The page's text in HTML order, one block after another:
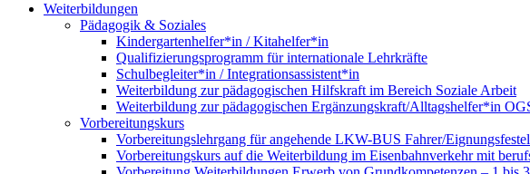
Weiterbildungen
Pädagogik & Soziales
Kindergartenhelfer*in / Kitahelfer*in
Qualifizierungsprogramm für internationale Lehrkräfte
Schulbegleiter*in / Integrationsassistent*in
Weiterbildung zur pädagogischen Hilfskraft im Bereich Soziale Arbeit
Weiterbildung zur pädagogischen Ergänzungskraft/Alltagshelfer*in
Vorbereitungskurs
Vorbereitungslehrgang für angehende LKW-BUS Fahrer/
Vorbereitungskurs auf die Weiterbildung im Eisenbahnverkehr mit